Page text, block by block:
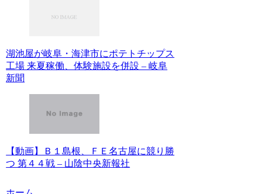
湖池屋が岐阜・海津市にポテトチップス
工場 来夏稼働、体験施設を併設 – 岐阜
新聞
【動画】Ｂ１島根、ＦＥ名古屋に競り勝
つ 第４４戦 – 山陰中央新報社